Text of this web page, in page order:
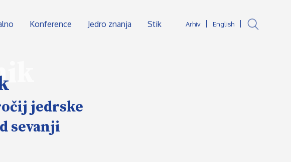
Arhiv English
Konference Jedro znanja Stik
jedrske
sevanji